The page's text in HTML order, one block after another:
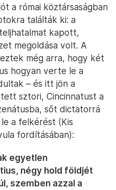
a római köztársaságban
találták ki: a
kapott,
megoldása volt. A
még arra, hogy két
hogyan verte le a
– és itt jön a
sztori, Cincinnatust a
sőt dictatorrá
a felkérést (Kis
fordításában):
egyetlen
négy hold földjét
szemben azzal a